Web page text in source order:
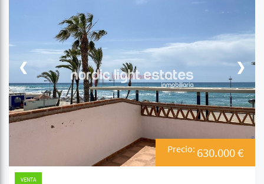
❮ ❯
Precio: 630.000 €
VENTA